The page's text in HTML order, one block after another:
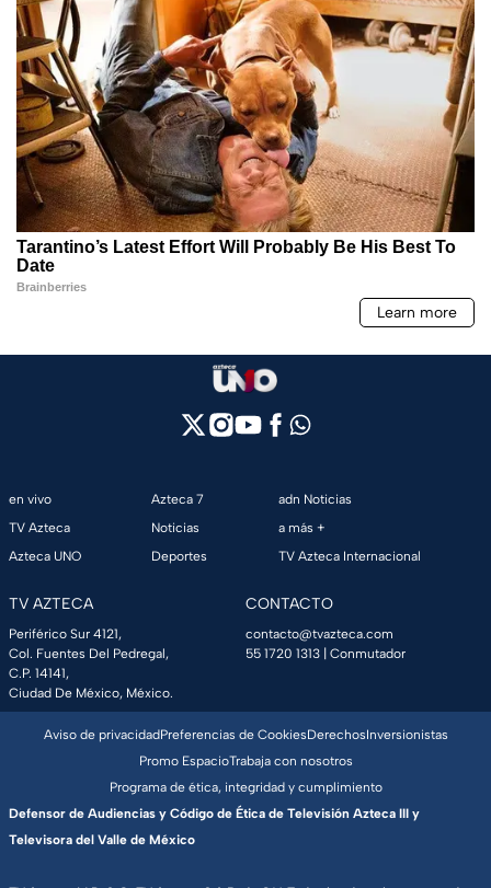
en vivo
TV Azteca
Azteca UNO
Azteca 7
Noticias
Deportes
adn Noticias
a más +
TV Azteca Internacional
TV AZTECA
Periférico Sur 4121,
Col. Fuentes Del Pedregal,
C.P. 14141,
Ciudad De México, México.
CONTACTO
contacto@tvazteca.com
55 1720 1313 | Conmutador
Aviso de privacidadPreferencias de CookiesDerechosInversionistas
Promo EspacioTrabaja con nosotros
Programa de ética, integridad y cumplimiento
Defensor de Audiencias y Código de Ética de Televisión Azteca III y
Televisora del Valle de México